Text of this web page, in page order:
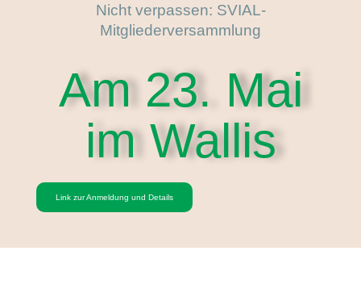
Nicht verpassen: SVIAL-
Mitgliederversammlung
Am 23. Mai
im Wallis
Link zur Anmeldung und Details